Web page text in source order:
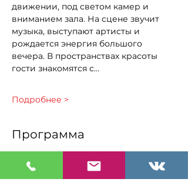
движении, под светом камер и
вниманием зала. На сцене звучит
музыка, выступают артисты и
рождается энергия большого
вечера. В пространствах красоты
гости знакомятся с…
Подробнее >
Программа
2 ore